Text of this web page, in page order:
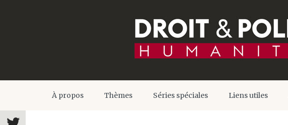
À propos Thèmes Séries spéciales Liens utiles